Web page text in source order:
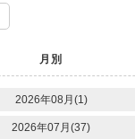
月別
2026年08月(1)
2026年07月(37)